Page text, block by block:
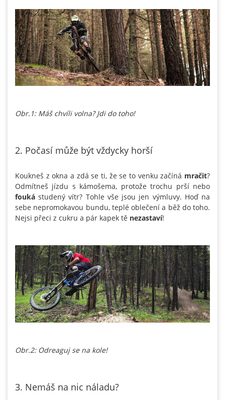
Obr.1: Máš chvíli volna? Jdi do toho!
2. Počasí může být vždycky horší
Koukneš z okna a zdá se ti, že se to venku začíná mračit?
Odmítneš jízdu s kámošema, protože trochu prší nebo
fouká studený vítr? Tohle vše jsou jen výmluvy. Hoď na
sebe nepromokavou bundu, teplé oblečení a běž do toho.
Nejsi přeci z cukru a pár kapek tě nezastaví!
Obr.2: Odreaguj se na kole!
3. Nemáš na nic náladu?